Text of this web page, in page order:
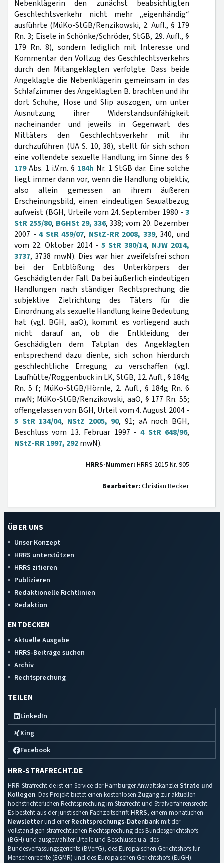
Nebenklägerin den zunächst beabsichtigten
Geschlechtsverkehr nicht mehr „eigenhändig“
ausführte (MüKo-StGB/Renzikowski, 2. Aufl., § 179
Rn. 3; Eisele in Schönke/Schröder, StGB, 29. Aufl., §
179 Rn. 8), sondern lediglich mit Interesse und
Kommentar den Vollzug des Geschlechtsverkehrs
durch den Mitangeklagten verfolgte. Dass beide
Angeklagte die Nebenklägerin gemeinsam in das
Schlafzimmer des Angeklagten B. brachten und ihr
dort Schuhe, Hose und Slip auszogen, um unter
Ausnutzung ihrer Widerstandsunfähigkeit
nacheinander und jeweils in Gegenwart des
Mittäters den Geschlechtsverkehr mit ihr
durchzuführen (UA S. 10, 38), stellt für sich schon
eine vollendete sexuelle Handlung im Sinne des §
179Abs. 1 i.V.m. § 184h Nr. 1 StGB dar. Eine solche
liegt immer dann vor, wenn die Handlung objektiv,
also allein gemessen an ihrem äußeren
Erscheinungsbild, einen eindeutigen Sexualbezug
aufweist (BGH, Urteile vom 24. September 1980 - 3
StR 255/80, BGHSt 29, 336, 338; vom 20. Dezember
2007 -4 StR 459/07, NStZ-RR 2008, 339, 340, und
vom 22. Oktober 2014 -5 StR 380/14, NJW 2014,
3737, 3738 mwN). Dies war hier zweifelsfrei schon
bei der Entblößung des Unterkörpers der
Geschädigten der Fall. Da bei äußerlich eindeutigen
Handlungen nach ständiger Rechtsprechung die
subjektive Zielrichtung des Täters für die
Einordnung als sexuelle Handlung keine Bedeutung
hat (vgl. BGH, aaO), kommt es vorliegend auch
nicht darauf an, ob die Entkleidung der
Geschädigten dem Tatplan des Angeklagten
entsprechend dazu diente, sich schon hierdurch
geschlechtliche Erregung zu verschaffen (vgl.
Laufhütte/Roggenbuck in LK, StGB, 12. Aufl., § 184g
Rn. 5 f.; MüKo-StGB/Hörnle, 2. Aufl., § 184g Rn. 6
mwN; MüKo-StGB/Renzikowski, aaO, § 177 Rn. 55;
offengelassen von BGH, Urteil vom 4. August 2004 -
5 StR 134/04, NStZ 2005, 90, 91; aA noch BGH,
Beschluss vom 13. Februar 1997 -4 StR 648/96,
NStZ-RR 1997, 292mwN).
HRRS-Nummer: HRRS 2015 Nr. 905
Bearbeiter: Christian Becker
ÜBER UNS
Unser Konzept
HRRS unterstützen
HRRS zitieren
Publizieren
Redaktionelle Richtlinien
Redaktion
ENTDECKEN
Aktuelle Ausgabe
HRRS-Beiträge suchen
Archiv
Rechtsprechung
TEILEN
LinkedIn
Xing
Facebook
HRR-STRAFRECHT.DE
HRR-Strafrecht.de ist ein Service der Hamburger Anwaltskanzlei Strate und
Kollegen. Das Projekt bietet einen kostenlosen Zugang zur aktuellen
höchstrichterlichen Rechtsprechung im Strafrecht und Strafverfahrensrecht.
Es besteht aus der juristischen Fachzeitschrift HRRS, einem monatlichen
Newsletterund einerRechtsprechungs-Datenbankmit der
vollständigen strafrechtlichen Rechtsprechung des Bundesgerichtshofs
(BGH) und ausgewählter Urteile und Beschlüsse u.a. des
Bundesverfassungsgerichts (BVerfG), des Europäischen Gerichtshofs für
Menschenrechte (EGMR) und des Europäischen Gerichtshofs (EuGH).